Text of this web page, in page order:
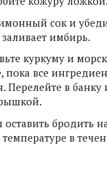
сок и
имбирь.
куркуму и
пока все
Перелейте в
бродить
в